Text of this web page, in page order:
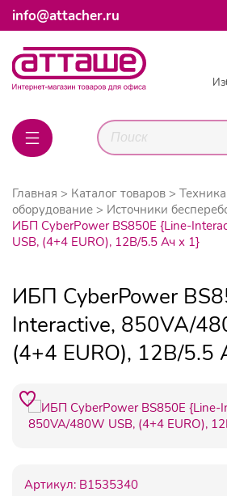
info@attacher.ru
Главная Каталог товаров Техника
оборудование
Источники
ИБП CyberPower BS850E {Line-
USB, (4+4 EURO), 12В/5.5 Ач х 1}
ИБП CyberPower
Interactive, 850VA/
(4+4 EURO), 12В/5.5
Артикул: B1535340